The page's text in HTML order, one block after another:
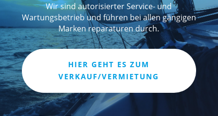
Wir sind autorisierter Service- und
Wartungsbetrieb und führen bei allen gängigen
Marken reparaturen durch.
HIER GEHT ES ZUM
VERKAUF/VERMIETUNG